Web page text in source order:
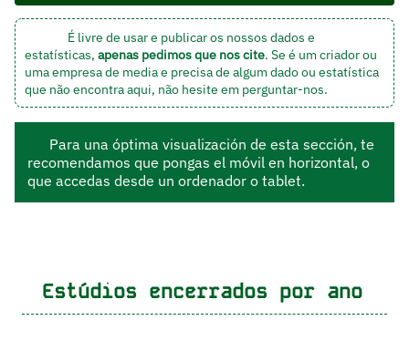
É livre de usar e publicar os nossos dados e
estatísticas, apenas pedimos que nos cite. Se é um criador ou
uma empresa de media e precisa de algum dado ou estatística
que não encontra aqui, não hesite em perguntar-nos.
Para una óptima visualización de esta sección, te
recomendamos que pongas el móvil en horizontal, o
que accedas desde un ordenador o tablet.
Estúdios encerrados por ano